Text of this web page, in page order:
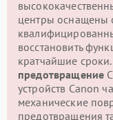
центры оснащены
восстановить
кратчайшие сроки.
предотвращение
устройств Canon
механические
предотвращения